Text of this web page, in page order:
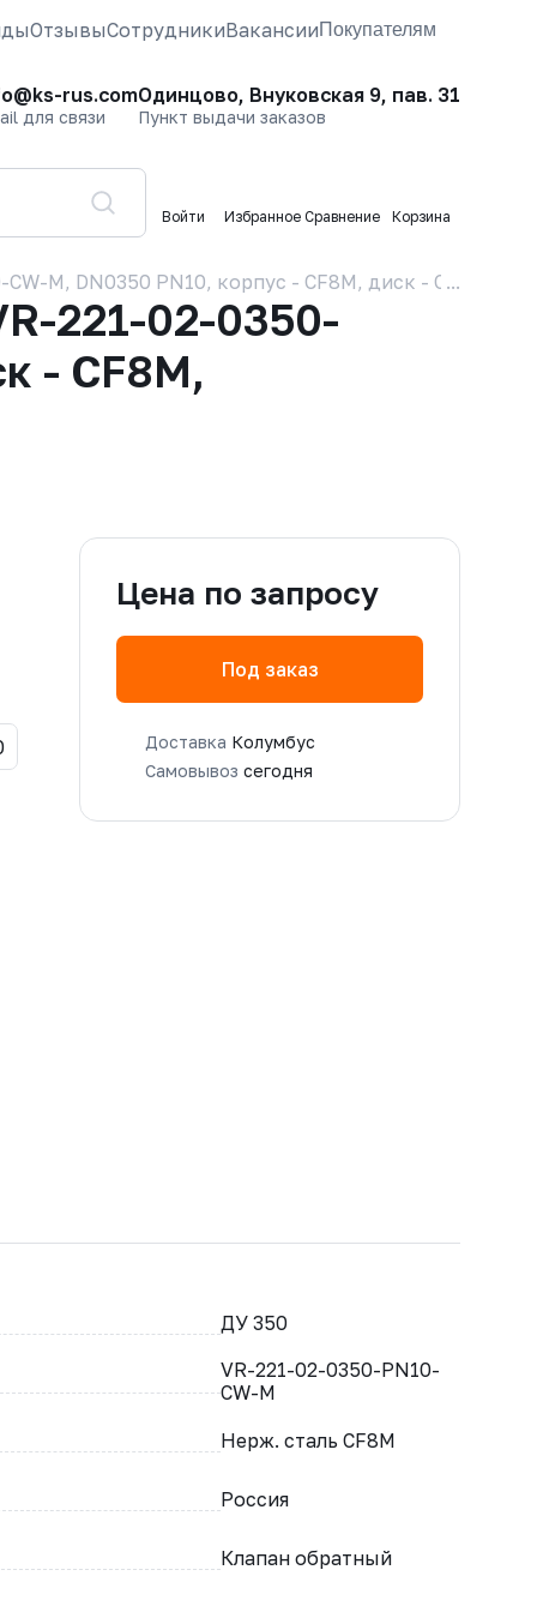
ОтзывыСотрудникиВакансииПокупателям
rus.com
для связи
Одинцово, Внуковская 9, пав. 31
Пункт выдачи заказов
Войти Избранное Сравнение Корзина
M, DN0350 PN10, корпус - CF8M, диск - CF8M,
221-02-0350-
- CF8M,
Цена по запросу
Под заказ
Доставка Колумбус
Самовывоз сегодня
ДУ 350
VR-221-02-0350-PN10-
CW-M
Нерж. сталь CF8M
Россия
Клапан обратный